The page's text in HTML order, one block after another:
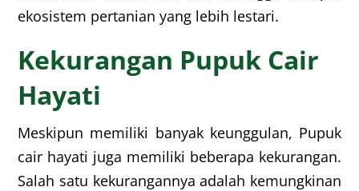
ekosistem pertanian yang lebih lestari.
Kekurangan Pupuk Cair
Hayati
Meskipun memiliki banyak keunggulan, Pupuk
cair hayati juga memiliki beberapa kekurangan.
Salah satu kekurangannya adalah kemungkinan